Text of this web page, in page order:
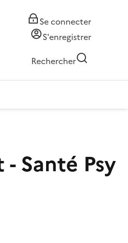
Se connecter
S'enregistrer
Rechercher
Santé Psy